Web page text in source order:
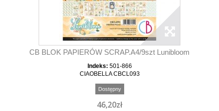
CB BLOK PAPIERÓW SCRAP.A4/9szt Lunibloom
Indeks: 501-866
CIAOBELLA CBCL093
Dostępny
46,20zł